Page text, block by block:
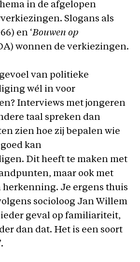
in de afgelopen
Slogans als
en ‘Bouwen op
wonnen de verkiezingen.
van politieke
wél in voor
Interviews met jongeren
taal spreken dan
zien hoe zij bepalen wie
kan
Dit heeft te maken met
maar ook met
herkenning. Je ergens thuis
socioloog Jan Willem
ieder geval op familiariteit,
dan dat. Het is een soort